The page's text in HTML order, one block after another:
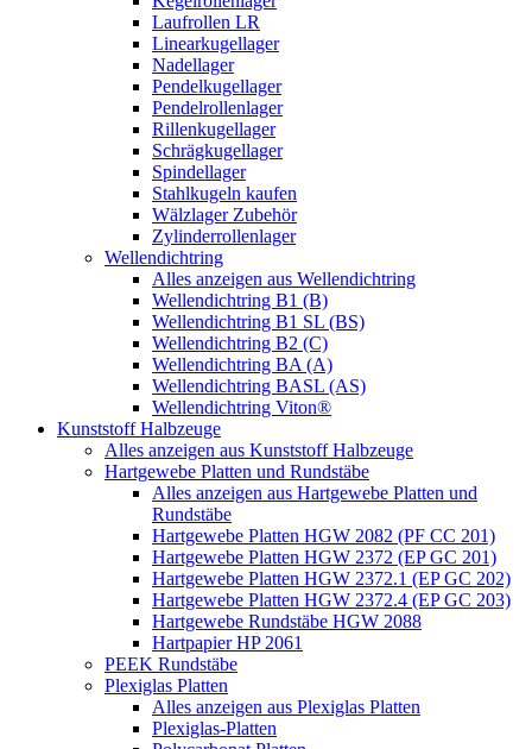
Laufrollen LR
Linearkugellager
Nadellager
Pendelkugellager
Pendelrollenlager
Rillenkugellager
Schrägkugellager
Spindellager
Stahlkugeln kaufen
Wälzlager Zubehör
Zylinderrollenlager
Wellendichtring
Alles anzeigen aus Wellendichtring
Wellendichtring B1 (B)
Wellendichtring B1 SL (BS)
Wellendichtring B2 (C)
Wellendichtring BA (A)
Wellendichtring BASL (AS)
Wellendichtring Viton®
Kunststoff Halbzeuge
Alles anzeigen aus Kunststoff Halbzeuge
Hartgewebe Platten und Rundstäbe
Alles anzeigen aus Hartgewebe Platten und
Rundstäbe
Hartgewebe Platten HGW 2082 (PF CC 201)
Hartgewebe Platten HGW 2372 (EP GC 201)
Hartgewebe Platten HGW 2372.1 (EP GC 202)
Hartgewebe Platten HGW 2372.4 (EP GC 203)
Hartgewebe Rundstäbe HGW 2088
Hartpapier HP 2061
PEEK Rundstäbe
Plexiglas Platten
Alles anzeigen aus Plexiglas Platten
Plexiglas-Platten